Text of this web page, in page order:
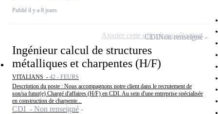
Publié il y a 8 jours
Ingénieur calcul de structures
métalliques et charpentes (H/F)
VITALIANS - 42 - FEURS
Description du poste : Nous accompagnons notre client dans le recrutement de
son/sa futur(e) Chargé d'affaires (H/F) en CDI. Au sein d'une entreprise spécialisée
en construction de charpente...
CDI - Non renseigné
CDINon renseigné
Ajouter cette offre à ma sélection